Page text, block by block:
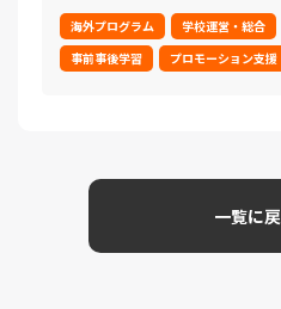
海外プログラム 学校運営・総合
事前事後学習
プロモーション支援
一覧に